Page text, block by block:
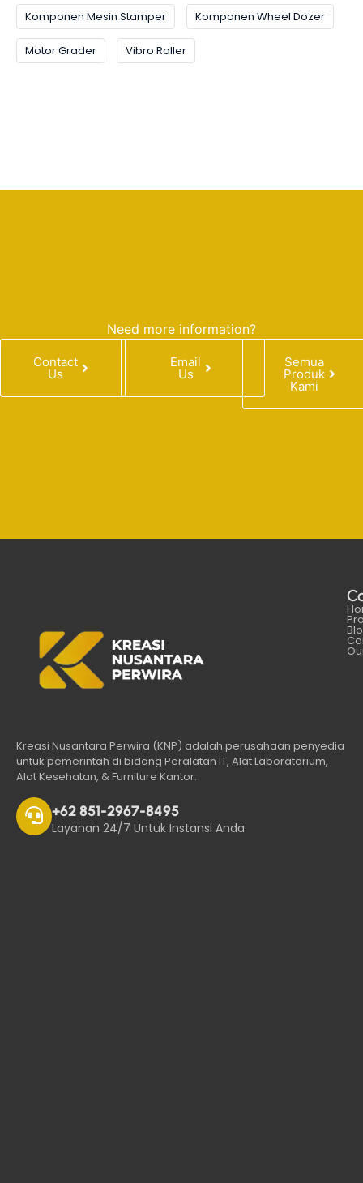
Komponen Mesin Stamper Komponen Wheel Dozer
Motor Grader Vibro Roller
Need more information?
Contact
Us
Email
Us
Semua
Produk
Kami
Kreasi Nusantara Perwira (KNP) adalah perusahaan penyedia
untuk pemerintah di bidang Peralatan IT, Alat Laboratorium,
Alat Kesehatan, & Furniture Kantor.
+62 851-2967-8495
Layanan 24/7 Untuk Instansi Anda